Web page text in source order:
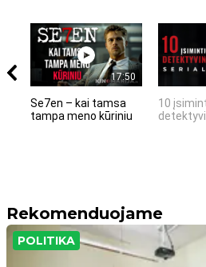
17:50
Se7en – kai tamsa
tampa meno kūriniu
10
Rekomenduojame
POLITIKA